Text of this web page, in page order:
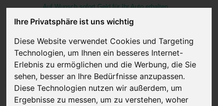
Ihre Privatsphäre ist uns wichtig
Diese Website verwendet Cookies und Targeting
Technologien, um Ihnen ein besseres Internet-
Erlebnis zu ermöglichen und die Werbung, die Sie
sehen, besser an Ihre Bedürfnisse anzupassen.
Diese Technologien nutzen wir außerdem, um
Ergebnisse zu messen, um zu verstehen, woher
Auf Wunsch sofort Geld für Ihr Auto erhalten
JETZT KOSTENLOSE BEWERTUNG
Kostenloses Angebotfür den Ankauf Ihres Autos inklusive der